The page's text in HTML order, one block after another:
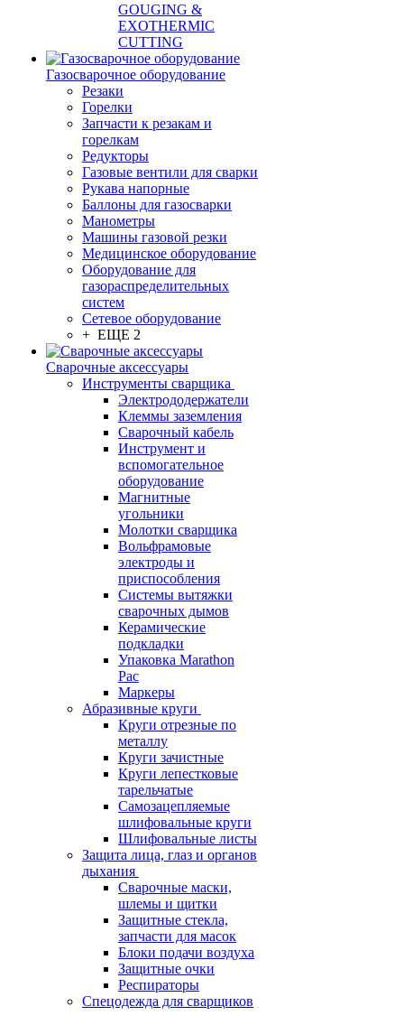
GOUGING &
EXOTHERMIC
CUTTING
Газосварочное оборудование
Резаки
Горелки
Запчасти к резакам и
горелкам
Редукторы
Газовые вентили для сварки
Рукава напорные
Баллоны для газосварки
Манометры
Машины газовой резки
Медицинское оборудование
Оборудование для
газораспределительных
систем
Сетевое оборудование
+ ЕЩЕ 2
Сварочные аксессуары
Инструменты сварщика
Электрододержатели
Клеммы заземления
Сварочный кабель
Инструмент и
вспомогательное
оборудование
Магнитные
угольники
Молотки сварщика
Вольфрамовые
электроды и
приспособления
Системы вытяжки
сварочных дымов
Керамические
подкладки
Упаковка Marathon
Pac
Маркеры
Абразивные круги
Круги отрезные по
металлу
Круги зачистные
Круги лепестковые
тарельчатые
Самозацепляемые
шлифовальные круги
Шлифовальные листы
Защита лица, глаз и органов
дыхания
Сварочные маски,
шлемы и щитки
Защитные стекла,
запчасти для масок
Блоки подачи воздуха
Защитные очки
Респираторы
Спецодежда для сварщиков